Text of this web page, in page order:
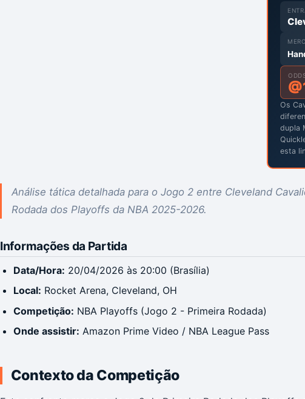
@
Os
dupla
esta
Análise tática detalhada para o Jogo 2 entre Cleveland
Rodada dos Playoffs da NBA 2025-2026.
Informações da Partida
Data/Hora: 20/04/2026 às 20:00 (Brasília)
Local: Rocket Arena, Cleveland, OH
Competição: NBA Playoffs (Jogo 2 - Primeira Rodada)
Onde assistir: Amazon Prime Video / NBA League Pass
Contexto da Competição